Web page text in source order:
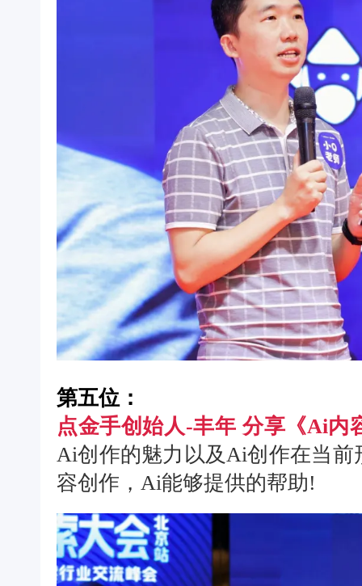
第五位：
点金手创始人-丰年 分享《Ai内
Ai创作的魅力以及Ai创作在当
容创作，Ai能够提供的帮助!